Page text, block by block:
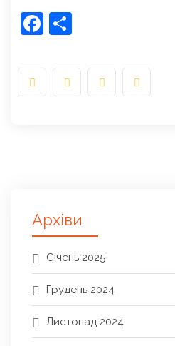
Facebook
Архіви
Січень 2025
Грудень 2024
Листопад 2024